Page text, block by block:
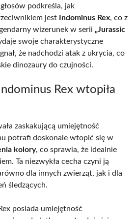
podkreśla, jak
jest
Indominus Rex, co z
wizerunek w serii „Jurassic
swoje charakterystyczne
że nadchodzi atak z ukrycia, co
dinozaury do czujności.
Rex wtopiła
zaskakującą umiejętność
potrafi doskonale wtopić się w
kolory, co sprawia, że idealnie
Ta niezwykła cecha czyni ją
dla innych zwierząt, jak i dla
śledzących.
posiada umiejętność